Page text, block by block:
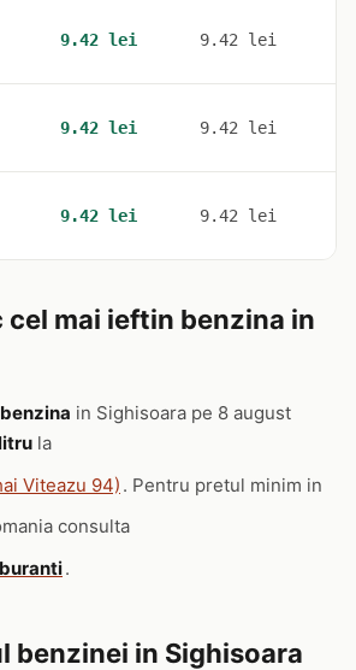
9.42 lei 9.42 lei
9.42 lei 9.42 lei
9.42 lei 9.42 lei
cel mai ieftin benzina in
in Sighisoara pe 8 august
la
Viteazu 94) . Pentru pretul minim in
consulta
.
benzinei in Sighisoara